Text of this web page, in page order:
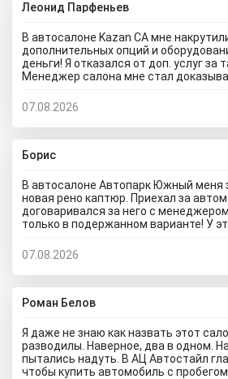
Леонид Парфеньев
В автосалоне Kazan CA мне
дополнительных опций и
деньги! Я отказался от доп. услуг за
Менеджер салона мне стал
происходит?! Отчего это
кидалово! Оставил салон без
хотел его приобретать с допами за
вам не советую!
07.08.2026
Борис
В автосалоне Автопарк Южный меня
новая рено каптюр. Приехал за
договаривался за него с
только в подержанном варианте! У
советовал бы вам приезжать в этот
Гражданскую 1Д в Ставрополь,
обман! Они только на сайте большой
шикарными ценами, на деле мелкая
покупателей.
07.08.2026
Роман Белов
Я даже не знаю как назвать этот
разводилы. Наверное, два в одном.
пытались надуть. В АЦ Автостайл
чтобы купить автомобиль с